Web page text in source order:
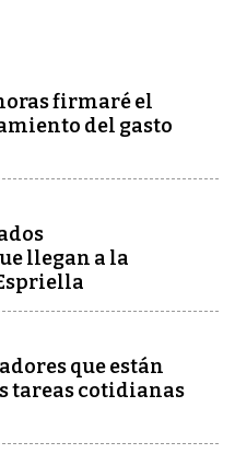
firmaré el
del gasto
llegan a la
que están
tareas cotidianas